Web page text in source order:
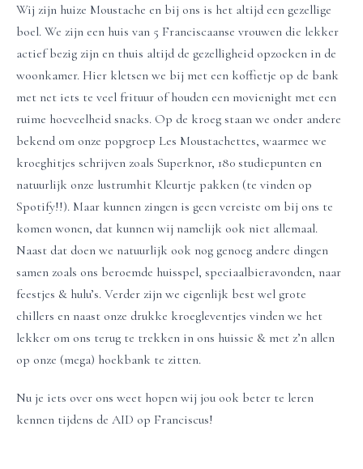
Wij zijn huize Moustache en bij ons is het altijd een gezellige
boel. We zijn een huis van 5 Franciscaanse vrouwen die lekker
actief bezig zijn en thuis altijd de gezelligheid opzoeken in de
woonkamer. Hier kletsen we bij met een koffietje op de bank
met net iets te veel frituur of houden een movienight met een
ruime hoeveelheid snacks. Op de kroeg staan we onder andere
bekend om onze popgroep Les Moustachettes, waarmee we
kroeghitjes schrijven zoals Superknor, 180 studiepunten en
natuurlijk onze lustrumhit Kleurtje pakken (te vinden op
Spotify!!). Maar kunnen zingen is geen vereiste om bij ons te
komen wonen, dat kunnen wij namelijk ook niet allemaal.
Naast dat doen we natuurlijk ook nog genoeg andere dingen
samen zoals ons beroemde huisspel, speciaalbieravonden, naar
feestjes & hulu’s. Verder zijn we eigenlijk best wel grote
chillers en naast onze drukke kroegleventjes vinden we het
lekker om ons terug te trekken in ons huissie & met z’n allen
op onze (mega) hoekbank te zitten.
Nu je iets over ons weet hopen wij jou ook beter te leren
kennen tijdens de AID op Franciscus!